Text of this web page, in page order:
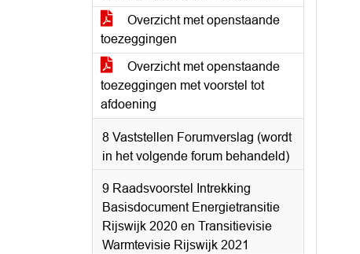
Overzicht met openstaande
toezeggingen
Overzicht met openstaande
toezeggingen met voorstel tot
afdoening
8 Vaststellen Forumverslag (wordt
in het volgende forum behandeld)
9 Raadsvoorstel Intrekking
Basisdocument Energietransitie
Rijswijk 2020 en Transitievisie
Warmtevisie Rijswijk 2021